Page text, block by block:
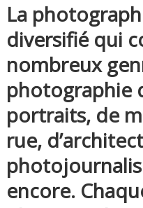
La
diversifié qui
nombreux
photographie
portraits, de
rue,
encore.